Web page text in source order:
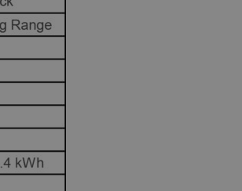
en
om
de bezoeker
van de
van